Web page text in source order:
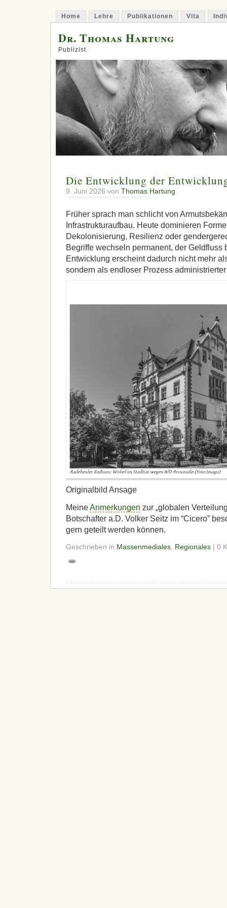
Home Lehre Publikationen Vita
Dr. Thomas Hartung
Publizist
Die Entwicklung der
9. Juni 2026 von Thomas Hartung
Früher sprach man schlicht von
Infrastrukturaufbau. Heute dominieren
Dekolonisierung, Resilienz oder
Begriffe wechseln permanent, der Geldfluss
Entwicklung erscheint dadurch nicht mehr
sondern als endloser Prozess
Originalbild Ansage
MeineAnmerkungen zur „globalen
Botschafter a.D. Volker Seitz im “Cicero”
gern geteilt werden können.
Geschrieben in Massenmediales Regionales | 0